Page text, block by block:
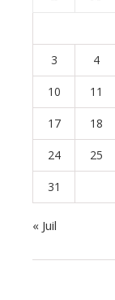
3 4
10 11
17 18
24 25
31
« Juil